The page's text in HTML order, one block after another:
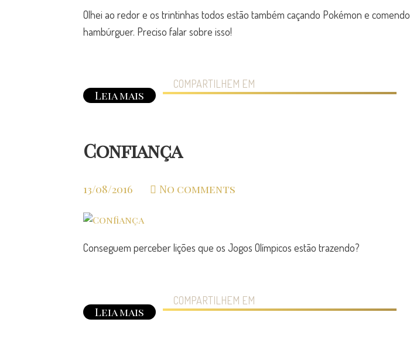
Olhei ao redor e os trintinhas todos estão também caçando Pokémon e comendo
hambúrguer. Preciso falar sobre isso!
Leia mais
COMPARTILHEM EM
Confiança
13/08/2016 No comments
Conseguem perceber lições que os Jogos Olímpicos estão trazendo?
Leia mais
COMPARTILHEM EM